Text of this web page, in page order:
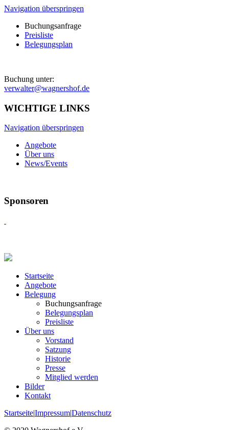
Navigation überspringen
Buchungsanfrage
Preisliste
Belegungsplan
Buchung unter:
verwalter@wagnershof.de
WICHTIGE LINKS
Navigation überspringen
Angebote
Über uns
News/Events
Sponsoren
Startseite
Angebote
Belegung
Buchungsanfrage
Belegungsplan
Preisliste
Über uns
Vorstand
Satzung
Historie
Presse
Mitglied werden
Bilder
Kontakt
Startseite|Impressum|Datenschutz